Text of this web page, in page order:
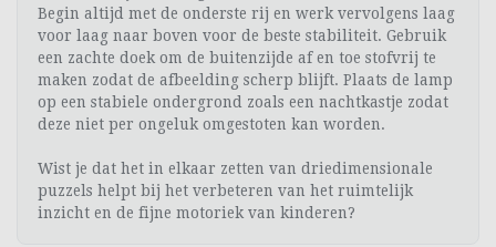
Begin altijd met de onderste rij en werk vervolgens laag
voor laag naar boven voor de beste stabiliteit. Gebruik
een zachte doek om de buitenzijde af en toe stofvrij te
maken zodat de afbeelding scherp blijft. Plaats de lamp
op een stabiele ondergrond zoals een nachtkastje zodat
deze niet per ongeluk omgestoten kan worden.
Wist je dat het in elkaar zetten van driedimensionale
puzzels helpt bij het verbeteren van het ruimtelijk
inzicht en de fijne motoriek van kinderen?